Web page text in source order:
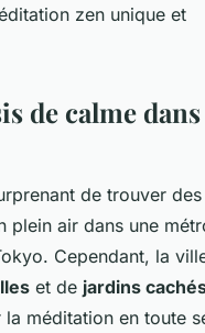
zen unique et
de calme
de trouver
plein air dans une
Cependant, la
et de jardins
méditation en toute